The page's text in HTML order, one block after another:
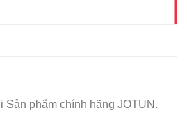
Sản phẩm chính hãng JOTUN.